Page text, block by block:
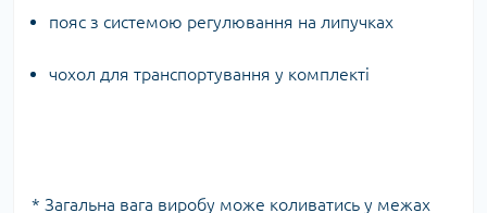
пояс з системою регулювання на липучках
чохол для транспортування у комплекті
* Загальна вага виробу може коливатись у межах